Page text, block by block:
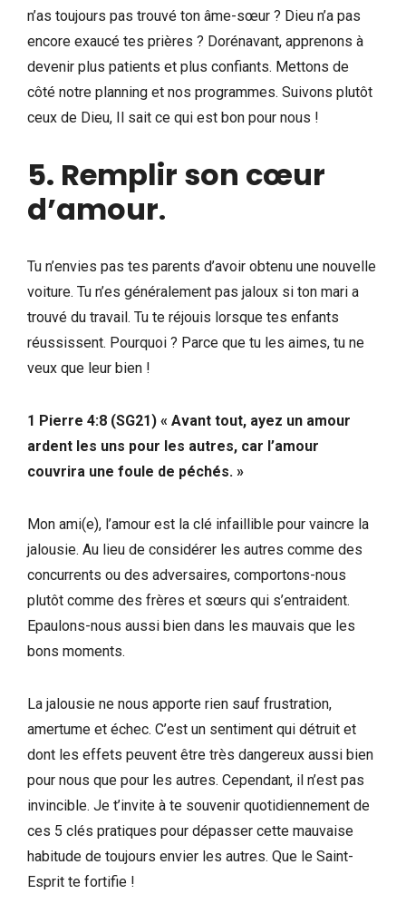
n’as toujours pas trouvé ton âme-sœur ? Dieu n’a pas
encore exaucé tes prières ? Dorénavant, apprenons à
devenir plus patients et plus confiants. Mettons de
côté notre planning et nos programmes. Suivons plutôt
ceux de Dieu, Il sait ce qui est bon pour nous !
5. Remplir son cœur
d’amour.
Tu n’envies pas tes parents d’avoir obtenu une nouvelle
voiture. Tu n’es généralement pas jaloux si ton mari a
trouvé du travail. Tu te réjouis lorsque tes enfants
réussissent. Pourquoi ? Parce que tu les aimes, tu ne
veux que leur bien !
1 Pierre 4:8 (SG21) « Avant tout, ayez un amour
ardent les uns pour les autres, car l’amour
couvrira une foule de péchés. »
Mon ami(e), l’amour est la clé infaillible pour vaincre la
jalousie. Au lieu de considérer les autres comme des
concurrents ou des adversaires, comportons-nous
plutôt comme des frères et sœurs qui s’entraident.
Epaulons-nous aussi bien dans les mauvais que les
bons moments.
La jalousie ne nous apporte rien sauf frustration,
amertume et échec. C’est un sentiment qui détruit et
dont les effets peuvent être très dangereux aussi bien
pour nous que pour les autres. Cependant, il n’est pas
invincible. Je t’invite à te souvenir quotidiennement de
ces 5 clés pratiques pour dépasser cette mauvaise
habitude de toujours envier les autres. Que le Saint-
Esprit te fortifie !